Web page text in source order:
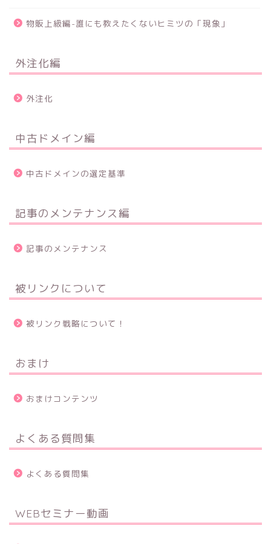
物販上級編-誰にも教えたくないヒミツの「現象」
外注化編
外注化
中古ドメイン編
中古ドメインの選定基準
記事のメンテナンス編
記事のメンテナンス
被リンクについて
被リンク戦略について！
おまけ
おまけコンテンツ
よくある質問集
よくある質問集
WEBセミナー動画